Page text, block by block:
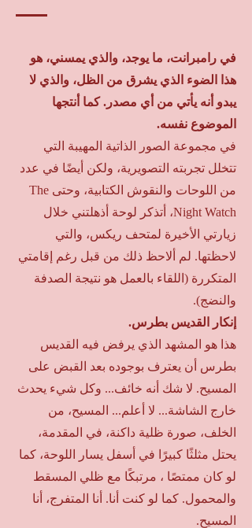
في رامبرانت، ما يوجد، والذي يمسني، هو
هذا الضوء الذي يشرق من الظل، والذي لا
يبدو أنه يأتي من أي مصدر. كما أنتجها
الموضوع نفسه.
في مجموعة الصور الذاتية المهيبة التي
تتخلل تجربته التصويرية، ولكن أيضًا في عدد
من اللوحات والنقوش الكتابية، وحتى The
Night Watch، أتذكر لوحة أذهلتني خلال
زيارتي الأخيرة لمتحف ريكس، والتي
لاحظتها. لم ألاحظ ذلك من قبل رغم إقامتي
المتكررة (اللقاء بالعمل هو نتيجة الصدفة
والنضج).
إنكار القديس بطرس.
هذا هو المشهد الذي يرفض فيه القديس
بطرس أن يعترف بوجوده بعد القبض على
المسيح. لا شك أنه خائف... وكل شيء يحدث
خارج الشاشة... لا أعلم... المسيح، من
الخلف، صورة ظلية داكنة، في المقدمة،
يحتل مثلثًا كبيرًا في أسفل يسار اللوحة، كما
لو كان ممتصًا ، مرتبكًا مع ظلي المسقط
والمحمول. كما لو كنت أنا. أنا المتفرج، أنا
المسيح.